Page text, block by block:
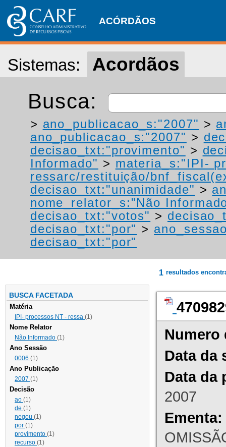
ACÓRDÃOS
Sistemas: Acordãos
Busca:
> ano_publicacao_s:"2007" >
ano_publicacao_s:"2007" >
decisao_txt:"provimento" >
Informado" > materia_s:"IPI-
ressarc/restituição/
decisao_txt:"unanimidade" >
nome_relator_s:"Não
decisao_txt:"votos" >
decisao_txt:"por" >
decisao_txt:"por"
BUSCA FACETADA
Matéria
IPI- processos NT - ressa (1)
Nome Relator
Não Informado (1)
Ano Sessão
0006 (1)
Ano Publicação
2007 (1)
Decisão
ao (1)
de (1)
negou (1)
por (1)
provimento (1)
recurso (1)
1 resultados
Numero
Data da
Data da
2007
Ementa: